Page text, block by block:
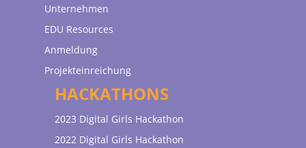
Unternehmen
EDU Resources
Anmeldung
Projekteinreichung
HACKATHONS
2023 Digital Girls Hackathon
2022 Digital Girls Hackathon